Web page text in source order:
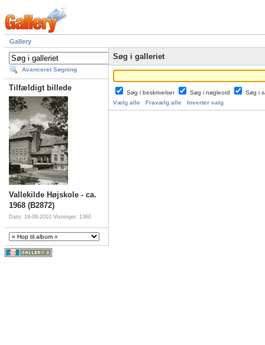
Gallery
Avanceret Søgning
Tilfældigt billede
Vallekilde Højskole - ca.
1968 (B2872)
Dato: 19-08-2010 Visninger: 1360
Søg i galleriet
Søg i beskrivelser Søg i nøgleord
Søg i
Vælg alle
Fravælg alle Inverter valg